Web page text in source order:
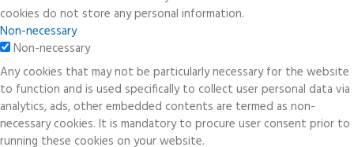
cookies do not store any personal information.
Non-necessary
Non-necessary
Any cookies that may not be particularly necessary for the website
to function and is used specifically to collect user personal data via
analytics, ads, other embedded contents are termed as non-
necessary cookies. It is mandatory to procure user consent prior to
running these cookies on your website.